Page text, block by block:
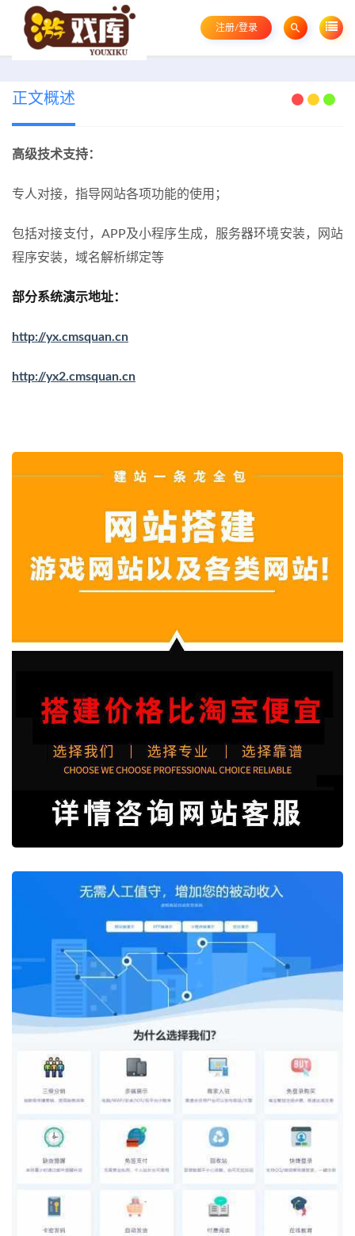
注册/登录
正文概述
高级技术支持：
专人对接，指导网站各项功能的使用；
包括对接支付，APP及小程序生成，服务器环境安装，网站
程序安装，域名解析绑定等
部分系统演示地址：
http://yx.cmsquan.cn
http://yx2.cmsquan.cn